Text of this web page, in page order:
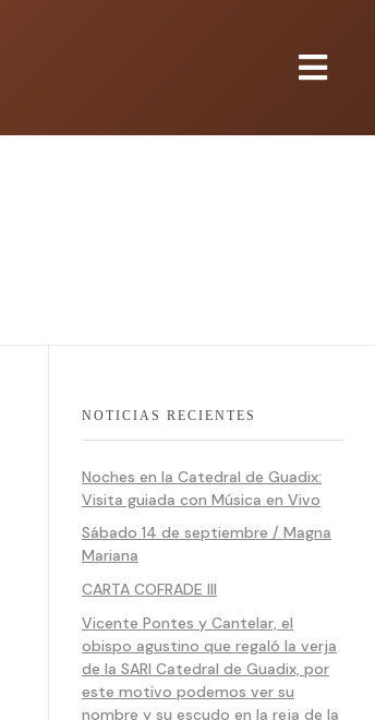
NOTICIAS RECIENTES
Noches en la Catedral de Guadix:
Visita guiada con Música en Vivo
Sábado 14 de septiembre / Magna
Mariana
CARTA COFRADE III
Vicente Pontes y Cantelar, el
obispo agustino que regaló la verja
de la SARI Catedral de Guadix, por
este motivo podemos ver su
nombre y su escudo en la reja de la